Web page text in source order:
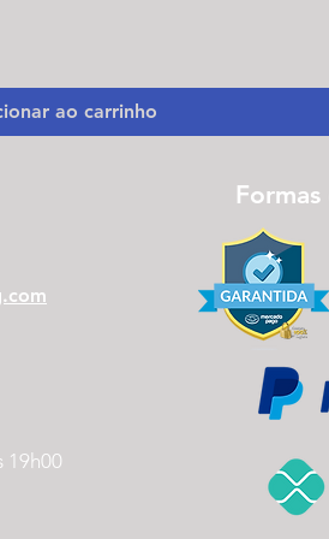
ao carrinho
19h00